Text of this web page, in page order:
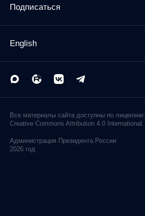
Подписаться
English
Все материалы сайта доступны по лицензии:
Creative Commons Attribution 4.0 International
Администрация Президента России
2026 год